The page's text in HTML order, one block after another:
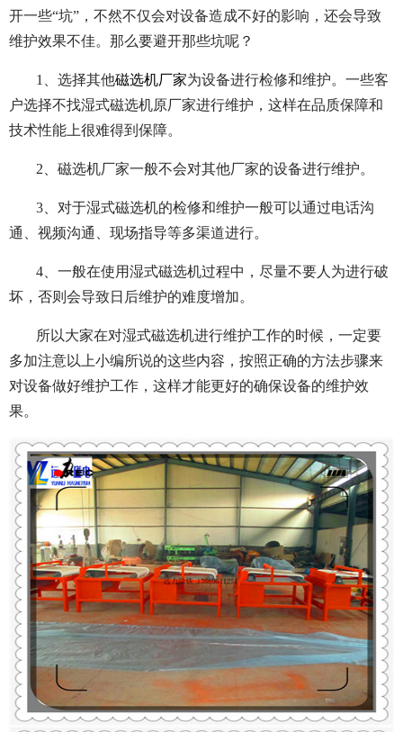
开一些“坑”，不然不仅会对设备造成不好的影响，还会导致
维护效果不佳。那么要避开那些坑呢？
1、选择其他磁选机厂家为设备进行检修和维护。一些客
户选择不找湿式磁选机原厂家进行维护，这样在品质保障和
技术性能上很难得到保障。
2、磁选机厂家一般不会对其他厂家的设备进行维护。
3、对于湿式磁选机的检修和维护一般可以通过电话沟
通、视频沟通、现场指导等多渠道进行。
4、一般在使用湿式磁选机过程中，尽量不要人为进行破
坏，否则会导致日后维护的难度增加。
所以大家在对湿式磁选机进行维护工作的时候，一定要
多加注意以上小编所说的这些内容，按照正确的方法步骤来
对设备做好维护工作，这样才能更好的确保设备的维护效
果。